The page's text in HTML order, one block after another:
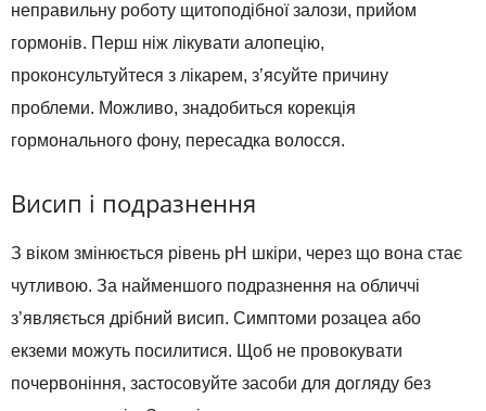
неправильну роботу щитоподібної залози, прийом
гормонів. Перш ніж лікувати алопецію,
проконсультуйтеся з лікарем, з’ясуйте причину
проблеми. Можливо, знадобиться корекція
гормонального фону, пересадка волосся.
Висип і подразнення
З віком змінюється рівень pH шкіри, через що вона стає
чутливою. За найменшого подразнення на обличчі
з’являється дрібний висип. Симптоми розацеа або
екземи можуть посилитися. Щоб не провокувати
почервоніння, застосовуйте засоби для догляду без